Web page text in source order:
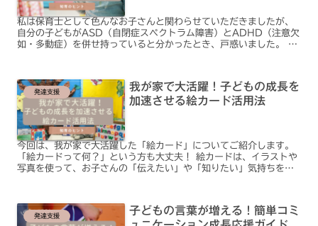
私は保育士として色んなお子さんと関わらせていただきましたが、
自分の子どもがASD（自閉症スペクトラム障害）とADHD（注意欠
如・多動症）を併せ持っていると分かったとき、戸惑いました。 育
発達支援
我が家で大活躍！子どもの成長を
加速させる絵カード活用法
今回は、我が家で大活躍した「絵カード」についてご紹介します。
「絵カードって何？」という方も大丈夫！ 絵カードは、イラストや
写真を使って、お子さんの「伝えたい」や「知りたい」気持ちをサ
発達支援
子どもの言葉が増える！簡単コミ